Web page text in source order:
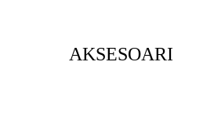
AKSESOARI